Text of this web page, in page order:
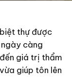
thự được
càng
giá trị thẩm
giúp tôn lên